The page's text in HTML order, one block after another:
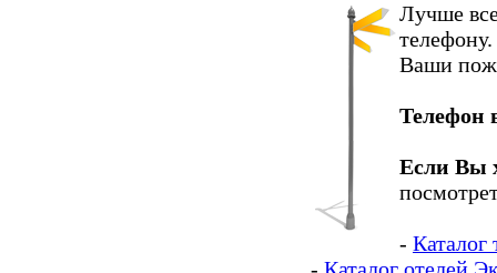
Лучше
Ваши
Телефон
Если Вы
- Каталог